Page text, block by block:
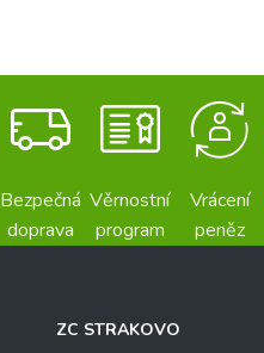
Bezpečná
doprava
Věrnostní
program
Vrácení
peněz
ZC STRAKOVO